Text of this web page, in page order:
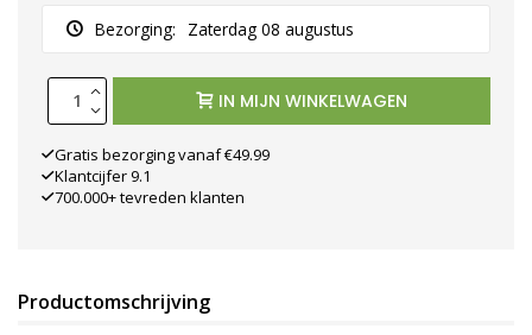
Bezorging: Zaterdag 08 augustus
IN MIJN WINKELWAGEN
Gratis bezorging vanaf €49.99
Klantcijfer 9.1
700.000+ tevreden klanten
Productomschrijving